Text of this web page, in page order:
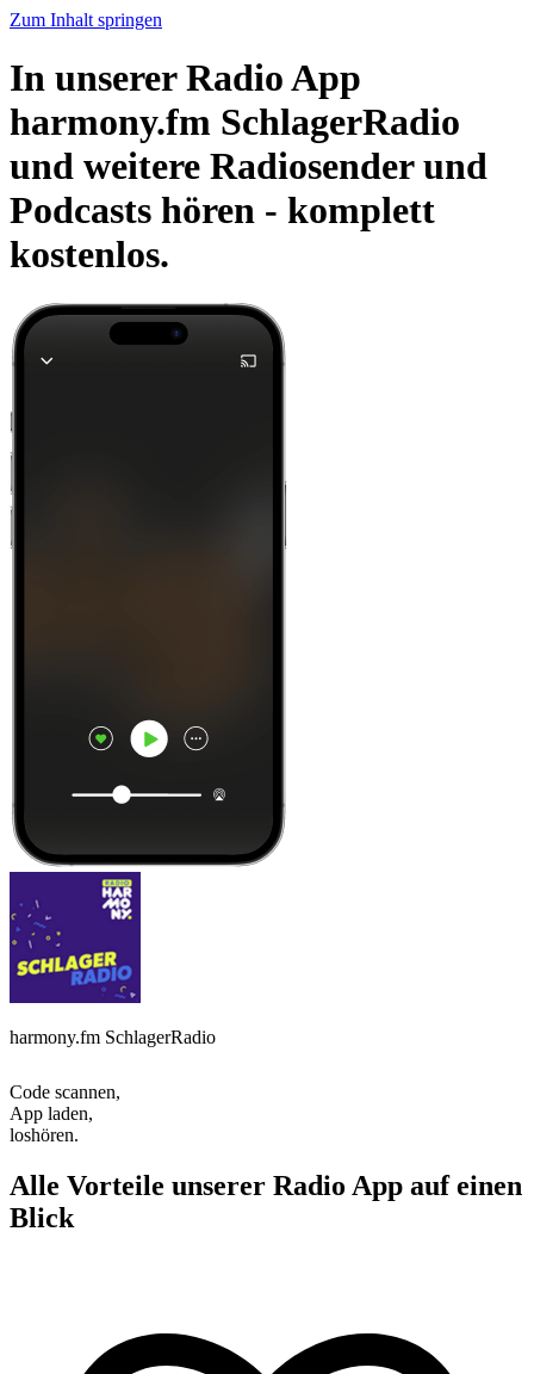
Zum Inhalt springen
In unserer Radio App
harmony.fm SchlagerRadio
und weitere Radiosender und
Podcasts hören - komplett
kostenlos.
harmony.fm SchlagerRadio
Code scannen,
App laden,
loshören.
Alle Vorteile unserer Radio App auf einen
Blick